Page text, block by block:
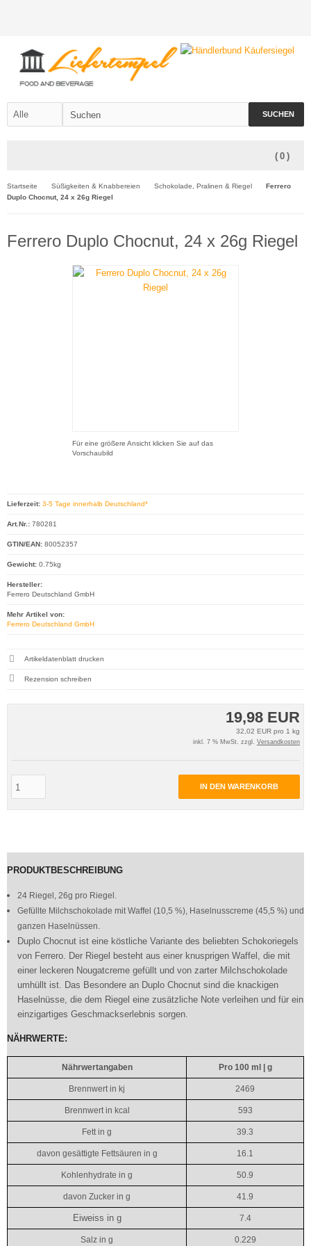
SUCHEN
( 0 )
Startseite Süßigkeiten & Knabbereien Schokolade, Pralinen & Riegel
Ferrero
Duplo Chocnut, 24 x 26g Riegel
Ferrero Duplo Chocnut, 24 x 26g Riegel
Für eine größere Ansicht klicken Sie auf das
Vorschaubild
19,98 EUR
32,02 EUR pro 1 kg
inkl. 7 % MwSt. zzgl. Versandkosten
IN DEN WARENKORB
Lieferzeit: 3-5 Tage innerhalb Deutschland*
Art.Nr.: 780281
GTIN/EAN: 80052357
Gewicht: 0.75kg
Hersteller:
Ferrero Deutschland GmbH
Mehr Artikel von:
Ferrero Deutschland GmbH
Artikeldatenblatt drucken
Rezension schreiben
PRODUKTBESCHREIBUNG
24 Riegel, 26g pro Riegel.
Gefüllte Milchschokolade mit Waffel (10,5 %), Haselnusscreme (45,5 %) und
ganzen Haselnüssen.
Duplo Chocnut ist eine köstliche Variante des beliebten Schokoriegels
von Ferrero. Der Riegel besteht aus einer knusprigen Waffel, die mit
einer leckeren Nougatcreme gefüllt und von zarter Milchschokolade
umhüllt ist. Das Besondere an Duplo Chocnut sind die knackigen
Haselnüsse, die dem Riegel eine zusätzliche Note verleihen und für ein
einzigartiges Geschmackserlebnis sorgen.
NÄHRWERTE:
Nährwertangaben Pro 100 ml | g
Brennwert in kj 2469
Brennwert in kcal 593
Fett in g 39.3
davon gesättigte Fettsäuren in g 16.1
Kohlenhydrate in g 50.9
davon Zucker in g 41.9
Eiweiss in g 7.4
Salz in g 0.229